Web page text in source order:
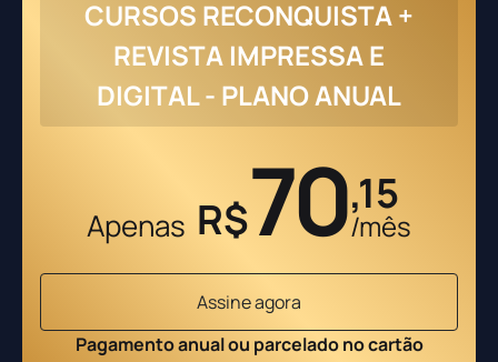
CURSOS RECONQUISTA +
REVISTA IMPRESSA E
DIGITAL - PLANO ANUAL
Apenas R$70,15
/mês
Assine agora
Pagamento anual ou parcelado no cartão